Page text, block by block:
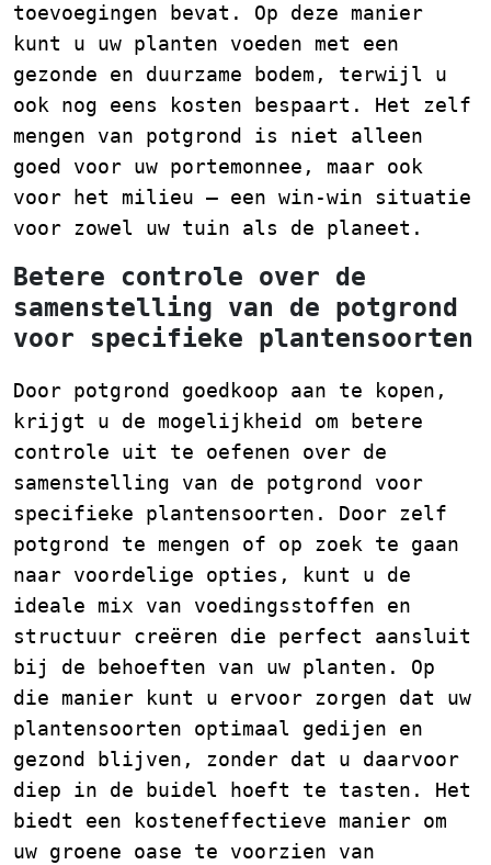
toevoegingen bevat. Op deze manier
kunt u uw planten voeden met een
gezonde en duurzame bodem, terwijl u
ook nog eens kosten bespaart. Het zelf
mengen van potgrond is niet alleen
goed voor uw portemonnee, maar ook
voor het milieu – een win-win situatie
voor zowel uw tuin als de planeet.
Betere controle over de
samenstelling van de potgrond
voor specifieke plantensoorten
Door potgrond goedkoop aan te kopen,
krijgt u de mogelijkheid om betere
controle uit te oefenen over de
samenstelling van de potgrond voor
specifieke plantensoorten. Door zelf
potgrond te mengen of op zoek te gaan
naar voordelige opties, kunt u de
ideale mix van voedingsstoffen en
structuur creëren die perfect aansluit
bij de behoeften van uw planten. Op
die manier kunt u ervoor zorgen dat uw
plantensoorten optimaal gedijen en
gezond blijven, zonder dat u daarvoor
diep in de buidel hoeft te tasten. Het
biedt een kosteneffectieve manier om
uw groene oase te voorzien van